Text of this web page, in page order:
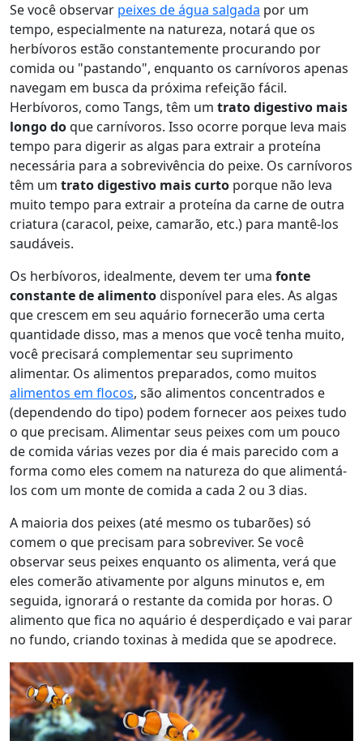
Se você observar peixes de água salgada por um
tempo, especialmente na natureza, notará que os
herbívoros estão constantemente procurando por
comida ou "pastando", enquanto os carnívoros apenas
navegam em busca da próxima refeição fácil.
Herbívoros, como Tangs, têm um trato digestivo mais
longo doque carnívoros. Isso ocorre porque leva mais
tempo para digerir as algas para extrair a proteína
necessária para a sobrevivência do peixe. Os carnívoros
têm um trato digestivo mais curto porque não leva
muito tempo para extrair a proteína da carne de outra
criatura (caracol, peixe, camarão, etc.) para mantê-los
saudáveis.
Os herbívoros, idealmente, devem ter uma fonte
constante de alimentodisponível para eles. As algas
que crescem em seu aquário fornecerão uma certa
quantidade disso, mas a menos que você tenha muito,
você precisará complementar seu suprimento
alimentar. Os alimentos preparados, como muitos
alimentos em flocos, são alimentos concentrados e
(dependendo do tipo) podem fornecer aos peixes tudo
o que precisam. Alimentar seus peixes com um pouco
de comida várias vezes por dia é mais parecido com a
forma como eles comem na natureza do que alimentá-
los com um monte de comida a cada 2 ou 3 dias.
A maioria dos peixes (até mesmo os tubarões) só
comem o que precisam para sobreviver. Se você
observar seus peixes enquanto os alimenta, verá que
eles comerão ativamente por alguns minutos e, em
seguida, ignorará o restante da comida por horas. O
alimento que fica no aquário é desperdiçado e vai parar
no fundo, criando toxinas à medida que se apodrece.